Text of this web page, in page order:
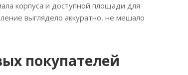
корпуса и доступной площади для
выглядело аккуратно, не мешало
покупателей